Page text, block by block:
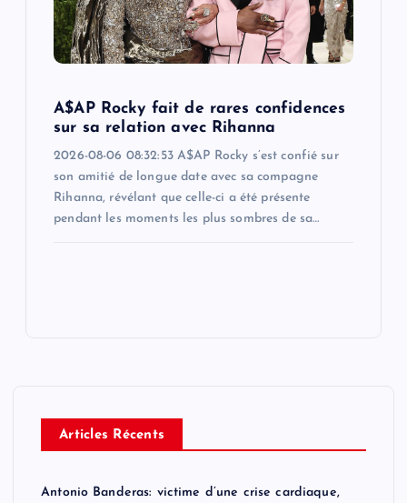
A$AP Rocky fait de rares confidences
sur sa relation avec Rihanna
2026-08-06 08:32:53 A$AP Rocky s’est confié sur
son amitié de longue date avec sa compagne
Rihanna, révélant que celle-ci a été présente
pendant les moments les plus sombres de sa…
Articles Récents
Antonio Banderas: victime d’une crise cardiaque,